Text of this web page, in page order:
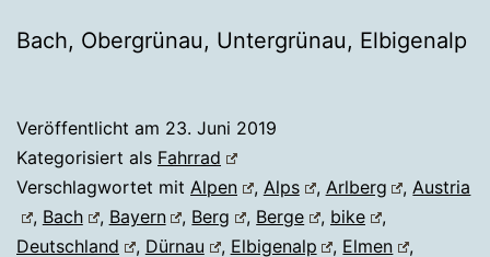
Bach, Obergrünau, Untergrünau, Elbigenalp
Veröffentlicht am 23. Juni 2019
Kategorisiert als Fahrrad
Verschlagwortet mit Alpen , Alps , Arlberg ,Austria
, Bach , Bayern , Berg , Berge , bike
,
Deutschland
, Dürnau , Elbigenalp , Elmen
,